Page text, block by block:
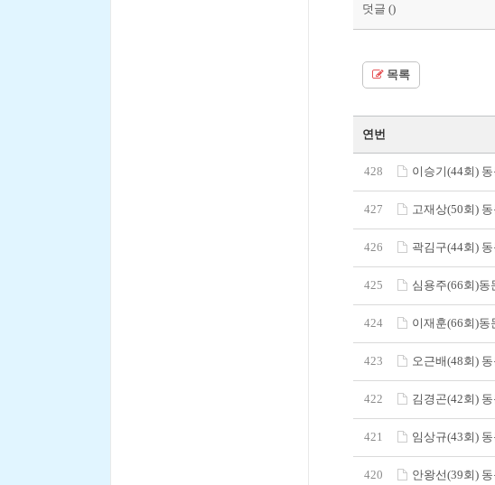
덧글 ()
목록
연번
428 이승기(44회)
427 고재상(50회)
426 곽김구(44회)
425 심용주(66회)동
424 이재훈(66회)동
423 오근배(48회)
422 김경곤(42회)
421 임상규(43회)
420 안왕선(39회)